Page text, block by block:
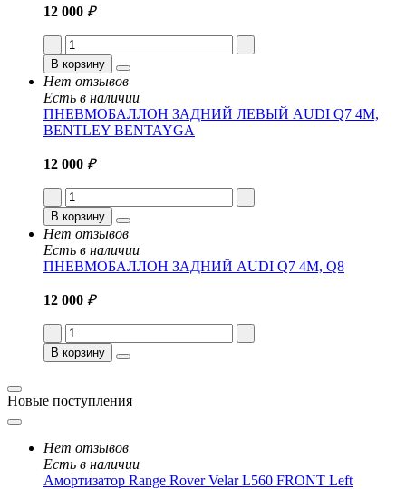
12 000 ₽
В корзину
Нет отзывов
Есть в наличии
ПНЕВМОБАЛЛОН ЗАДНИЙ ЛЕВЫЙ AUDI Q7 4M,
BENTLEY BENTAYGA
12 000 ₽
В корзину
Нет отзывов
Есть в наличии
ПНЕВМОБАЛЛОН ЗАДНИЙ AUDI Q7 4M, Q8
12 000 ₽
В корзину
Новые поступления
Нет отзывов
Есть в наличии
Амортизатор Range Rover Velar L560 FRONT Left